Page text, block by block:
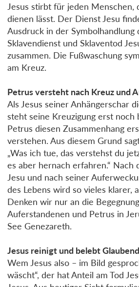
Jesus stirbt für jeden Menschen,
dienen lässt. Der Dienst Jesu
Ausdruck in der Symbolhandlung
Sklavendienst und Sklaventod
zusammen. Die Fußwaschung
am Kreuz.
Petrus versteht nach Kreuz und
Als Jesus seiner Anhängerschar
steht seine Kreuzigung erst noch
Petrus diesen Zusammenhang
verstehen. Aus diesem Grund
„Was ich tue, das verstehst du
es aber hernach erfahren.“ Nach
Jesu und nach seiner
des Lebens wird so vieles klarer,
Denken wir nur an die
Auferstandenen und Petrus in
See Genezareth.
Jesus reinigt und belebt
Wem Jesus also – im Bild
wäscht“, der hat Anteil am Tod